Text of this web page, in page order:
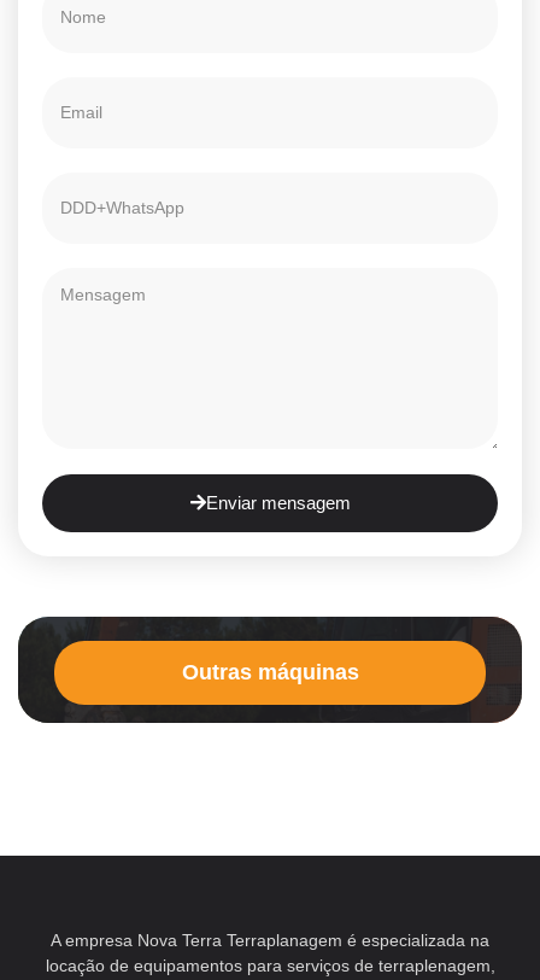
Enviar mensagem
Outras máquinas
A empresa Nova Terra Terraplanagem é especializada na
locação de equipamentos para serviços de terraplenagem,